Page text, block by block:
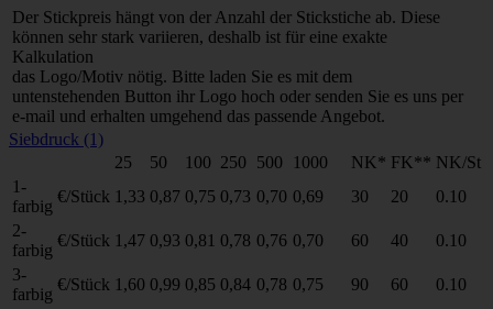
Der Stickpreis hängt von der Anzahl der Stickstiche ab. Diese
können sehr stark variieren, deshalb ist für eine exakte
Kalkulation
das Logo/Motiv nötig. Bitte laden Sie es mit dem
untenstehenden Button ihr Logo hoch oder senden Sie es uns per
e-mail und erhalten umgehend das passende Angebot.
Siebdruck (1)
25
50 100 250 500 1000 NK* FK** NK/St
1-
farbig
€/Stück 1,33 0,87 0,75 0,73 0,70 0,69 30 20
0.10
2-
farbig
€/Stück 1,47 0,93 0,81 0,78 0,76 0,70 60 40
0.10
3-
farbig
€/Stück 1,60 0,99 0,85 0,84 0,78 0,75 90 60
0.10